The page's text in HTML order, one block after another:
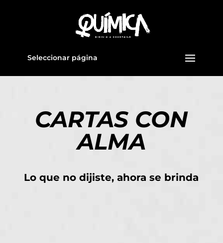
Seleccionar página
CARTAS CON
ALMA
Lo que no dijiste, ahora se brinda